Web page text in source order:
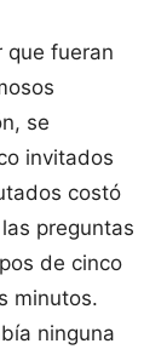
que fueran
se
invitados
costó
preguntas
de cinco
minutos.
ninguna